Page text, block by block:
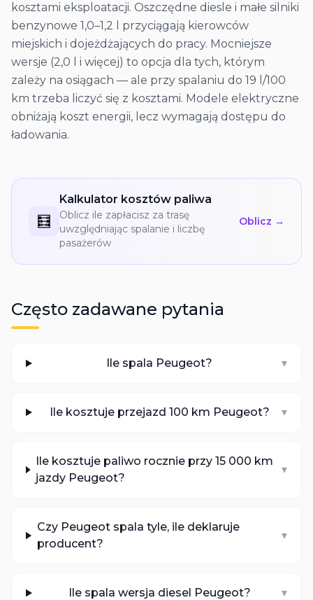
kosztami eksploatacji. Oszczędne diesle i małe silniki
benzynowe 1,0–1,2 l przyciągają kierowców
miejskich i dojeżdżających do pracy. Mocniejsze
wersje (2,0 l i więcej) to opcja dla tych, którym
zależy na osiągach — ale przy spalaniu do 19 l/100
km trzeba liczyć się z kosztami. Modele elektryczne
obniżają koszt energii, lecz wymagają dostępu do
ładowania.
🧮
Kalkulator kosztów paliwa
Oblicz ile zapłacisz za trasę
uwzględniając spalanie i liczbę
pasażerów
Oblicz →
Często zadawane pytania
Ile spala Peugeot? ▾
Ile kosztuje przejazd 100 km Peugeot? ▾
Ile kosztuje paliwo rocznie przy 15 000 km
jazdy Peugeot?
▾
Czy Peugeot spala tyle, ile deklaruje
producent?
▾
Ile spala wersja diesel Peugeot? ▾